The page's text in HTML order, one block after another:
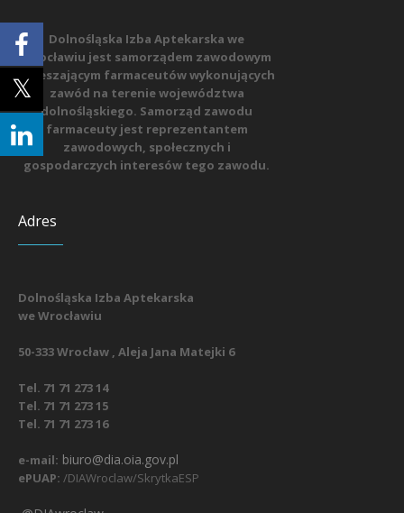
Dolnośląska Izba Aptekarska we
Wrocławiu jest samorządem zawodowym
zrzeszającym farmaceutów wykonujących
zawód na terenie województwa
dolnośląskiego. Samorząd zawodu
farmaceuty jest reprezentantem
zawodowych, społecznych i
gospodarczych interesów tego zawodu.
Adres
Dolnośląska Izba Aptekarska
we Wrocławiu
50-333 Wrocław , Aleja Jana Matejki 6
Tel. 71 71 273 14
Tel. 71 71 273 15
Tel. 71 71 273 16
e-mail: biuro@dia.oia.gov.pl
ePUAP: /DIAWroclaw/SkrytkaESP